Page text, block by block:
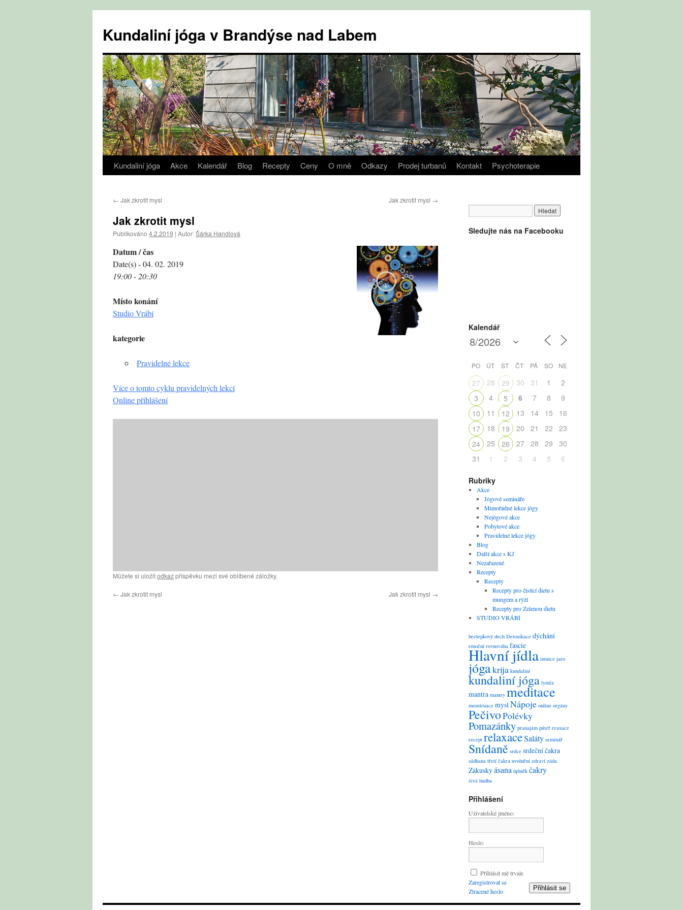
obsahu
webu
Kundaliní jóga v Brandýse nad Labem
Kundaliní jóga Akce Kalendář Blog Recepty Ceny O mně Odkazy Prodej turbanů Kontakt Psychoterapie
← Jak zkrotit mysl Jak zkrotit mysl →
Jak zkrotit mysl
Publikováno 4.2.2019 | Autor:Šárka Handlová
Datum / čas
Date(s) - 04. 02. 2019
19:00 - 20:30
Místo konání
Studio Vrábí
kategorie
Pravidelné lekce
Více o tomto cyklu pravidelných lekcí
Online přihlášení
Můžete si uložitodkazpříspěvku mezi své oblíbené záložky.
← Jak zkrotit mysl Jak zkrotit mysl →
Sledujte nás na Facebooku
Kalendář
PO ÚT ST ČT PÁ SO NE
27 28 29 30 31 1
2
3
4 5 6 7 8
9
10
11 12 13 14 15
16
17
18 19 20 21 22
23
24
25 26 27 28 29
30
31
1 2 3 4 5 6
Rubriky
Akce
Jógové semináře
Mimořádné lekce jógy
Nejógové akce
Pobytové akce
Pravidelné lekce jógy
Blog
Další akce s KJ
Nezařazené
Recepty
Recepty
Recepty pro čistící dietu s
mungem a rýží
Recepty pro Zelenou dietu
STUDIO VRÁBÍ
bezlepkový dech Detoxikace dýchání
emoční rovnováha fascie
Hlavní jídla intuice jaro
jógakrija kundaliní
kundaliní jóga lymfa
mantra mantry meditace
menstruace myslNápoje online orgány
PečivoPolévky
Pomazánky pranajám páteř reaxace
recept relaxaceSaláty seminář
Snídaně srdce srdeční čakra
sádhana třetí čakra uvolnění zdraví záda
Zákuskyásana úplněk čakry
živá hudba
Přihlášení
Uživatelské jméno:
Heslo:
Přihlásit mě trvale
Přihlásit se
Zaregistrovat se
Ztracené heslo